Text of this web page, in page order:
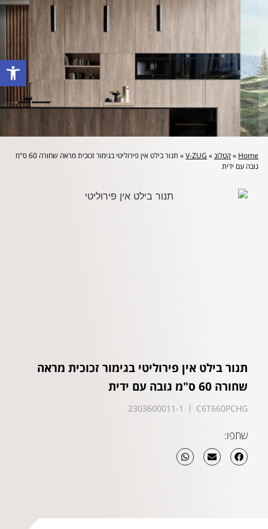
פתח
לייעוץ מקצועי והצעת מחיר: 072-2160644
Home
»קטלוג»
V-ZUG
»
תנור בילט אין פירוליטי בגימור זכוכית מראה שחורה 60 ס"מ
גובה עם ידית
תנור בילט אין פירוליטי בגימור זכוכית מראה
שחורה 60 ס"מ גובה עם ידית
C6T660PCHG
2303600011-1
שתפו: